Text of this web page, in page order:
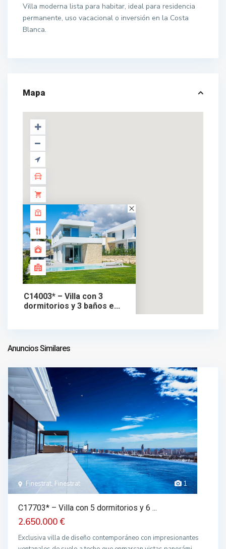
Villa moderna lista para habitar, ideal para residencia
permanente, uso vacacional o inversión en la Costa
Blanca.
Mapa
735.000 €
C14003* – Villa con 3
dormitorios y 3 baños e...
735.000 €
Anuncios Similares
1
Finestrat, Finestrat
C17703* – Villa con 5 dormitorios y 6 ...
2.650.000 €
Exclusiva villa de diseño contemporáneo con impresionantes